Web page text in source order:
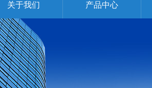
关于我们 产品中心